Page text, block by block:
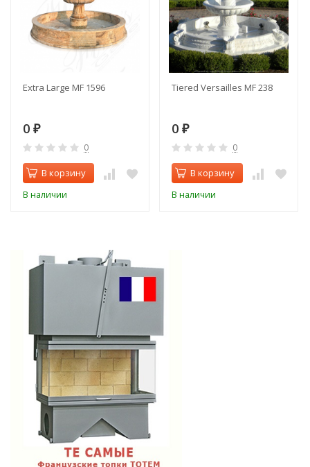
Extra Large MF 1596
0 ₽
0
В корзину
В наличии
Tiered Versailles MF 238
0 ₽
0
В корзину
В наличии